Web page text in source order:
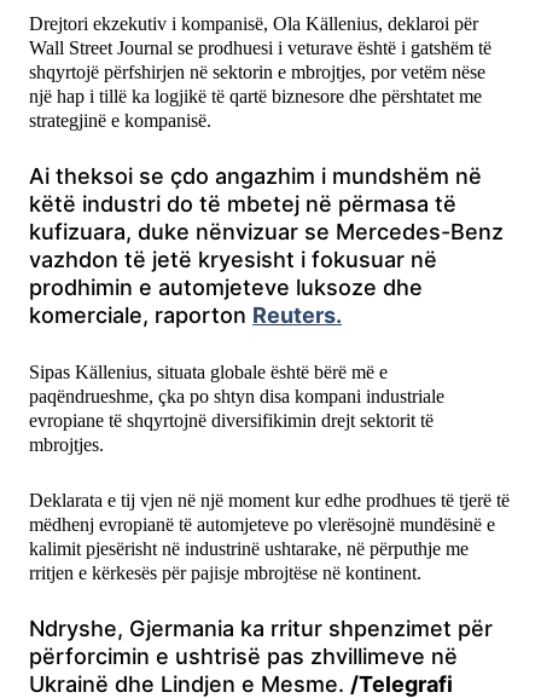
Drejtori ekzekutiv i kompanisë, Ola Källenius, deklaroi për
Wall Street Journal se prodhuesi i veturave është i gatshëm të
shqyrtojë përfshirjen në sektorin e mbrojtjes, por vetëm nëse
një hap i tillë ka logjikë të qartë biznesore dhe përshtatet me
strategjinë e kompanisë.
Ai theksoi se çdo angazhim i mundshëm në
këtë industri do të mbetej në përmasa të
kufizuara, duke nënvizuar se Mercedes-Benz
vazhdon të jetë kryesisht i fokusuar në
prodhimin e automjeteve luksoze dhe
komerciale, raporton Reuters.
Sipas Källenius, situata globale është bërë më e
paqëndrueshme, çka po shtyn disa kompani industriale
evropiane të shqyrtojnë diversifikimin drejt sektorit të
mbrojtjes.
Deklarata e tij vjen në një moment kur edhe prodhues të tjerë të
mëdhenj evropianë të automjeteve po vlerësojnë mundësinë e
kalimit pjesërisht në industrinë ushtarake, në përputhje me
rritjen e kërkesës për pajisje mbrojtëse në kontinent.
Ndryshe, Gjermania ka rritur shpenzimet për
përforcimin e ushtrisë pas zhvillimeve në
Ukrainë dhe Lindjen e Mesme. /Telegrafi